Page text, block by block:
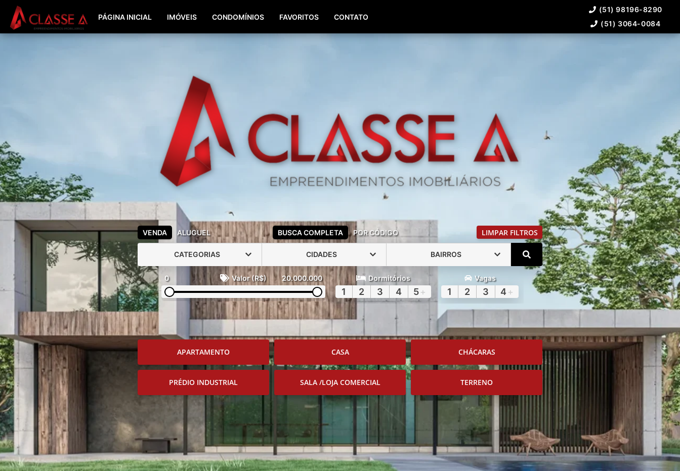
(51) 98196-8290 (51) 3064-0084
PÁGINA INICIAL IMÓVEIS CONDOMÍNIOS FAVORITOS CONTATO
(51) 98196-8290
(51) 3064-0084
VENDA ALUGUEL BUSCA COMPLETA POR CÓDIGO LIMPAR FILTROS
CATEGORIAS CIDADES BAIRROS
0 Valor (R$) 20.000.000 Dormitórios
1 2 3 4 5+
Vagas
1 2 3 4 +
APARTAMENTO CASA CHÁCARAS
PRÉDIO INDUSTRIAL SALA /LOJA COMERCIAL TERRENO